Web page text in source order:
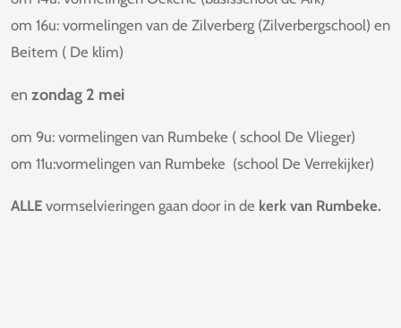
om 16u: vormelingen van de Zilverberg (Zilverbergschool) en
Beitem ( De klim)
en zondag 2 mei
om 9u: vormelingen van Rumbeke ( school De Vlieger)
om 11u:vormelingen van Rumbeke (school De Verrekijker)
ALLE vormselvieringen gaan door in de kerk van Rumbeke.